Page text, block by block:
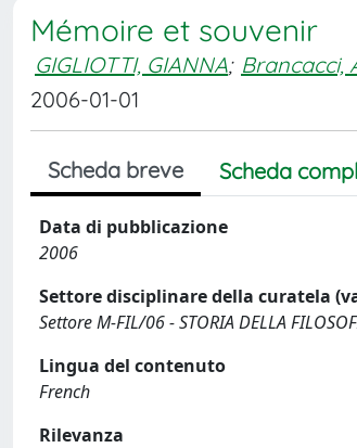
Mémoire et souvenir
GIGLIOTTI, GIANNA; Brancacci,
2006-01-01
Scheda breve Scheda
Data di pubblicazione
2006
Settore disciplinare della curatela
Settore M-FIL/06 - STORIA DELLA
Lingua del contenuto
French
Rilevanza